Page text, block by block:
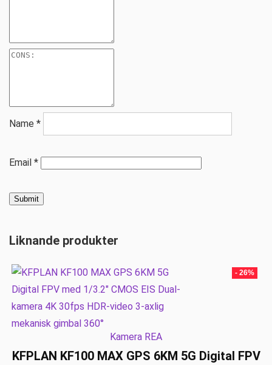
Name *
Email *
Liknande produkter
- 26%
Kamera REA
KFPLAN KF100 MAX GPS 6KM 5G Digital FPV